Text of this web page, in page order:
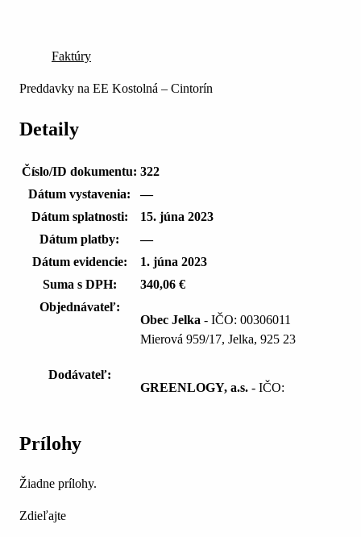
Faktúry
Preddavky na EE Kostolná – Cintorín
Detaily
Číslo/ID dokumentu: 322
Dátum vystavenia:
—
Dátum splatnosti:
15. júna 2023
Dátum platby:
—
Dátum evidencie:
1. júna 2023
Suma s DPH:
340,06 €
Objednávateľ:
Obec Jelka - IČO: 00306011
Mierová 959/17, Jelka, 925 23
Dodávateľ:
GREENLOGY, a.s. - IČO:
Prílohy
Žiadne prílohy.
Zdieľajte